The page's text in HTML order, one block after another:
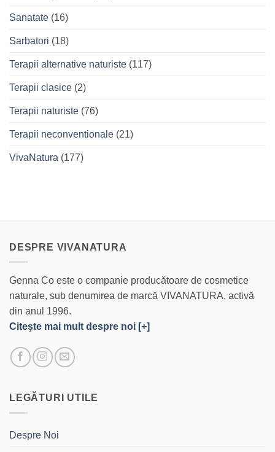
Sanatate (16)
Sarbatori (18)
Terapii alternative naturiste (117)
Terapii clasice (2)
Terapii naturiste (76)
Terapii neconventionale (21)
VivaNatura (177)
DESPRE VIVANATURA
Genna Co este o companie producătoare de cosmetice
naturale, sub denumirea de marcă VIVANATURA, activă
din anul 1996.
Citeşte mai mult despre noi [+]
LEGĂTURI UTILE
Despre Noi